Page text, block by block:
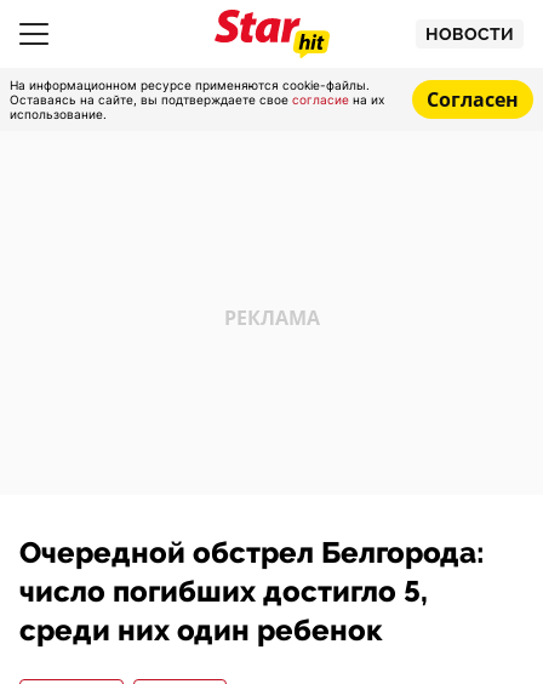
НОВОСТИ
На информационном ресурсе применяются cookie-файлы.
Оставаясь на сайте, вы подтверждаете свое согласие на их
использование.
Согласен
Очередной обстрел Белгорода:
число погибших достигло 5,
среди них один ребенок